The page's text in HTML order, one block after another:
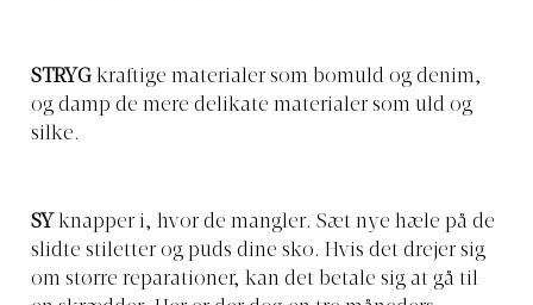
STRYG kraftige materialer som bomuld og denim,
og damp de mere delikate materialer som uld og
silke.
SY knapper i, hvor de mangler. Sæt nye hæle på de
slidte stiletter og puds dine sko. Hvis det drejer sig
om større reparationer, kan det betale sig at gå til